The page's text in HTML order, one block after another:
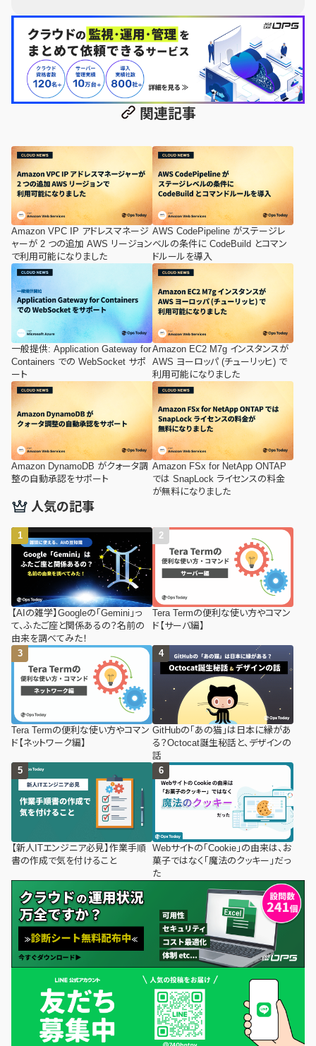
関連記事
Amazon VPC IP アドレスマネージ
ャーが 2 つの追加 AWS リージョン
で利用可能になりました
AWS CodePipeline がステージレ
ベルの条件に CodeBuild とコマン
ドルールを導入
一般提供: Application Gateway for
Containers での WebSocket サポ
ート
Amazon EC2 M7g インスタンスが
AWS ヨーロッパ (チューリッヒ) で
利用可能になりました
Amazon DynamoDB がクォータ調
整の自動承認をサポート
Amazon FSx for NetApp ONTAP
では SnapLock ライセンスの料金
が無料になりました
人気の記事
【AIの雑学】Googleの「Gemini」っ
て、ふたご座と関係あるの？名前の
由来を調べてみた！
Tera Termの便利な使い方やコマン
ド【サーバ編】
Tera Termの便利な使い方やコマン
ド【ネットワーク編】
GitHubの「あの猫」は日本に縁があ
る？Octocat誕生秘話と、デザインの
話
【新人ITエンジニア必見】作業手順
書の作成で気を付けること
Webサイトの「Cookie」の由来は、お
菓子ではなく「魔法のクッキー」だっ
た